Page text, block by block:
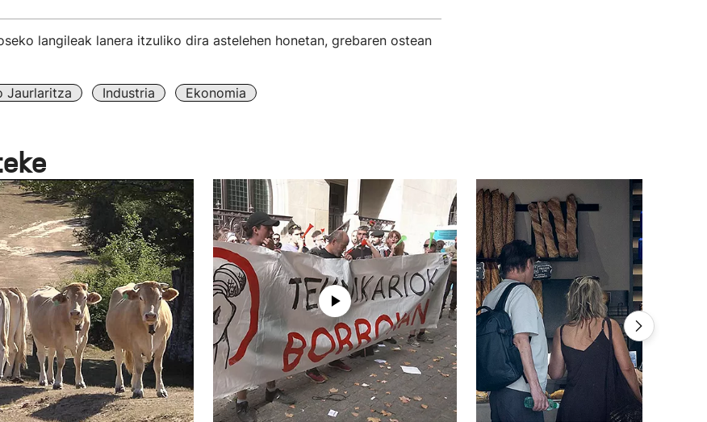
langileak lanera itzuliko dira astelehen honetan, grebaren ostean
Jaurlaritza Industria Ekonomia